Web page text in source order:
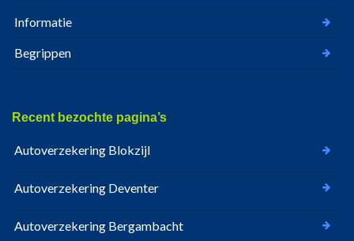
Informatie
Begrippen
Recent bezochte pagina’s
Autoverzekering Blokzijl
Autoverzekering Deventer
Autoverzekering Bergambacht